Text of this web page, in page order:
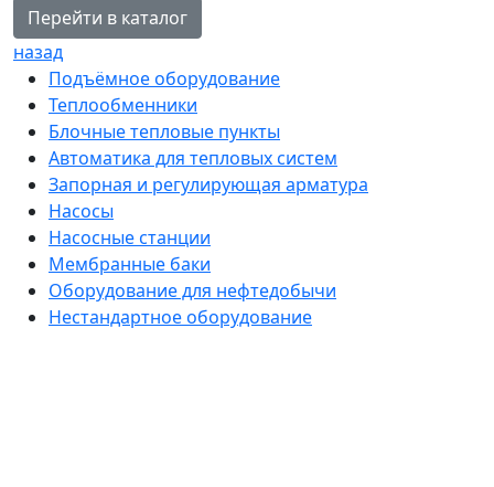
Подъёмное оборудование
Теплообменники
Блочные тепловые пункты
Автоматика для тепловых систем
Запорная и регулирующая арматура
Насосы
Насосные станции
Мембранные баки
Оборудование для нефтедобычи
Нестандартное оборудование
Перейти в каталог
назад